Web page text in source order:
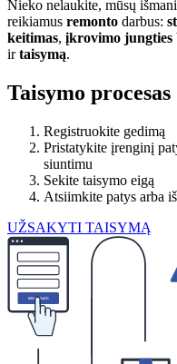
Nieko nelaukite, mūsų
reikiamus remonto darbus:
keitimas, įkrovimo jungties
irtaisymą.
Taisymo procesas
Registruokite gedimą
Pristatykite įrenginį
siuntimu
Sekite taisymo eigą
Atsiimkite patys arba
UŽSAKYTI TAISYMĄ